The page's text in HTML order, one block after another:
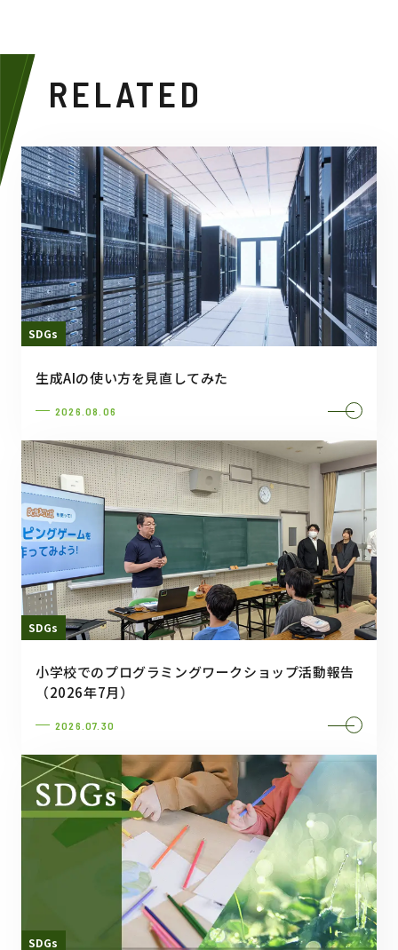
RELATED
SDGs
生成AIの使い方を見直してみた
2026.08.06
SDGs
小学校でのプログラミングワークショップ活動報告
（2026年7月）
2026.07.30
SDGs